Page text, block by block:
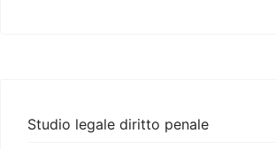
Studio legale diritto penale